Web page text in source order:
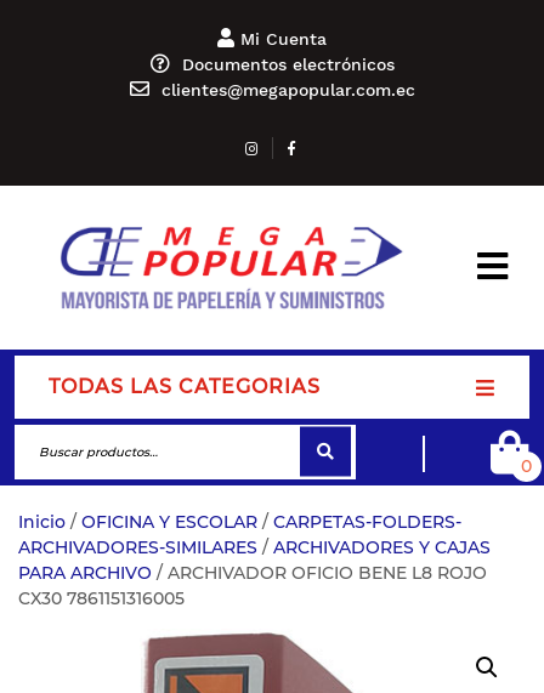
Mi Cuenta
Documentos electrónicos
clientes@megapopular.com.ec
TODAS LAS CATEGORIAS
0
Inicio / OFICINA Y ESCOLAR / CARPETAS-FOLDERS-
ARCHIVADORES-SIMILARES / ARCHIVADORES Y CAJAS
PARA ARCHIVO / ARCHIVADOR OFICIO BENE L8 ROJO
CX30 7861151316005